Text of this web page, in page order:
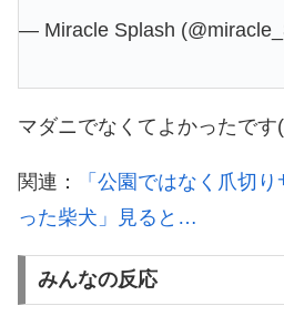
— Miracle Splash
マダニでなくてよかったです
関連：
「公園ではなく爪切
った柴犬」見ると…
みんなの反応